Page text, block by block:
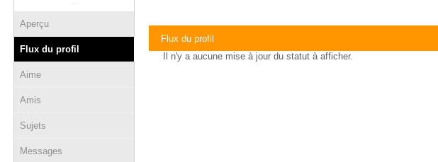
Aperçu
Flux du profil
Aime
Amis
Sujets
Messages
Flux du profil
Il n'y a aucune mise à jour du statut à afficher.